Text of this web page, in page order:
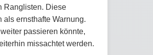
Ranglisten. Diese
als ernsthafte Warnung.
passieren könnte,
missachtet werden.